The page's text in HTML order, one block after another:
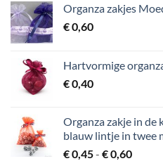
Organza zakjes
€0,60
Hartvormige
€0,40
Organza zakje in
blauw lintje in twee
€0,45- €0,60